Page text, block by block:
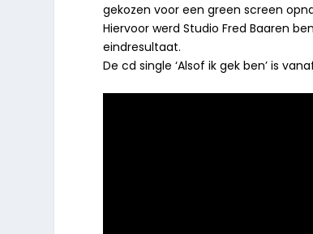
gekozen voor een green screen
Hiervoor werd Studio Fred Baaren
eindresultaat.
De cd single ‘Alsof ik gek ben’ is